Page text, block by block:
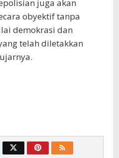
juga akan
obyektif tanpa
demokrasi dan
telah diletakkan